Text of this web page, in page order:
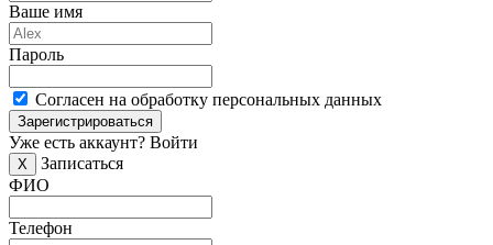
Ваше имя
Пароль
Согласен на обработку персональных данных
Зарегистрироваться
Уже есть аккаунт? Войти
X
Записаться
ФИО
Телефон